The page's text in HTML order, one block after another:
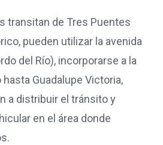
transitan de Tres Puentes
pueden utilizar la avenida
del Río), incorporarse a la
Guadalupe Victoria,
a distribuir el tránsito y
en el área donde